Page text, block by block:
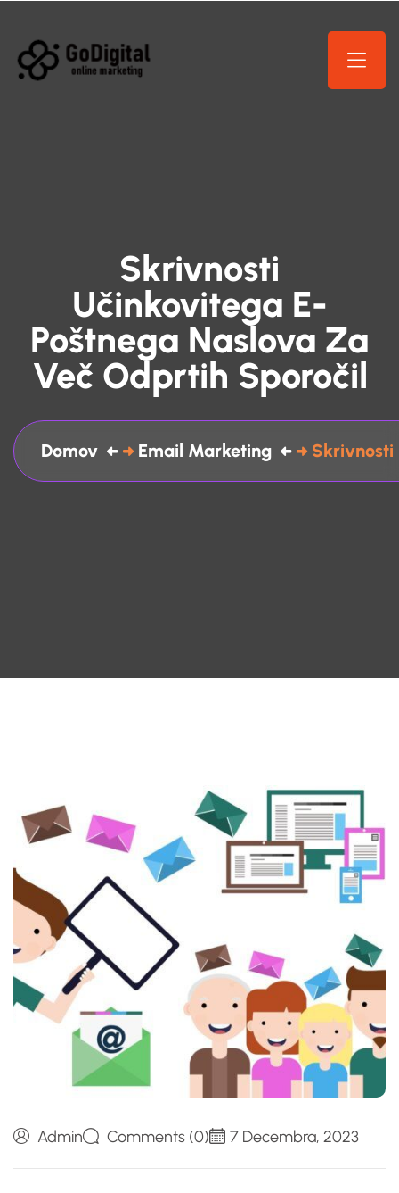
Skrivnosti
Učinkovitega E-
Poštnega Naslova Za
Več Odprtih Sporočil
Domov Email Marketing Skrivnosti
Admin Comments (0) 7 Decembra, 2023